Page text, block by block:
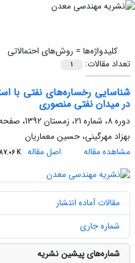
کلیدواژه‌ها = روش‌های احتمالاتی
تعداد مقالات:
1
شناسایی رخساره‌های نفتی با
در میدان نفتی منصوری
دوره 8، شماره 21، زمستان 1392، صفحه
بهزاد مهرگینی، حسین معماریان
مشاهده مقاله
اصل مقاله K
مقالات آماده انتشار
شماره جاری
شماره‌های پیشین نشریه